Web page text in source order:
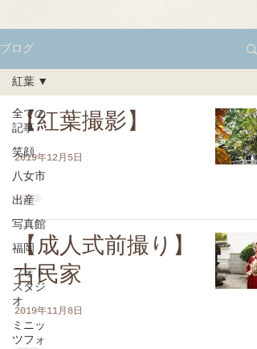
ブログ
全ての
記事
笑顔
八女市
出産
写真館
福岡
フォト
スタジ
オ
ミニッ
ツフォ
紅葉
【紅葉撮影】
2019年12月5日
【成人式前撮り】
古民家
2019年11月8日